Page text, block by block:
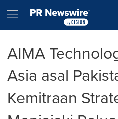
Hamburger menu
AIMA
Asia asal
Kemitraan